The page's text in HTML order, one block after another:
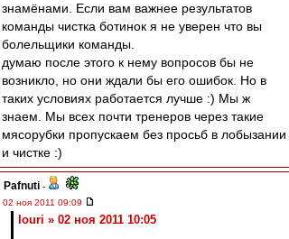
знамёнами. Если вам важнее результатов
команды чистка ботинок я не уверен что вы
болельщики команды.
думаю после этого к нему вопросов бы не
возникло, но они ждали бы его ошибок. Но в
таких условиях работается лучше :) Мы ж
знаем. Мы всех почти тренеров через такие
мясорубки пропускаем без просьб в лобызании
и чистке :)
Pafnuti -
02 ноя 2011 09:09
Iouri » 02 ноя 2011 10:05